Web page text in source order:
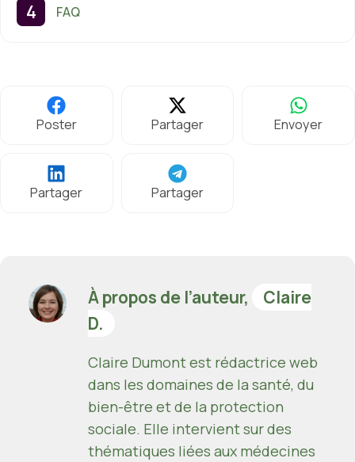
FAQ
Poster Partager Envoyer
Partager Partager
À propos de l’auteur,
Claire
D.
Claire Dumont est rédactrice web
dans les domaines de la santé, du
bien-être et de la protection
sociale. Elle intervient sur des
thématiques liées aux médecines